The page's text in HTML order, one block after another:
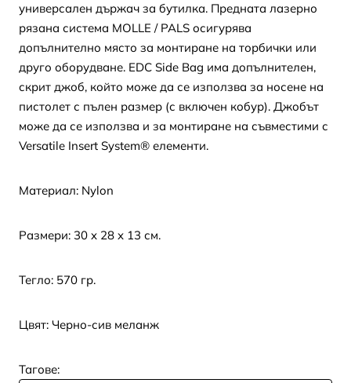
универсален държач за бутилка. Предната лазерно
рязана система MOLLE / PALS осигурява
допълнително място за монтиране на торбички или
друго оборудване. EDC Side Bag има допълнителен,
скрит джоб, който може да се използва за носене на
пистолет с пълен размер (с включен кобур). Джобът
може да се използва и за монтиране на съвместими с
Versatile Insert System® елементи.
Материал: Nylon
Размери: 30 x 28 x 13 см.
Тегло: 570 гр.
Цвят: Черно-сив меланж
Тагове: